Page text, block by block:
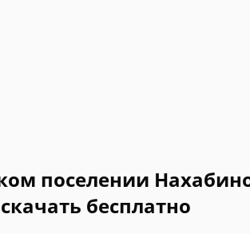
поселении
бесплатно